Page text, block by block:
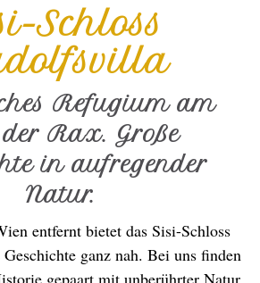
Schloss
Refugium am
Rax. Große
in aufregender
Natur.
entfernt bietet das Sisi-Schloss
ganz nah. Bei uns finden
gepaart mit unberührter Natur